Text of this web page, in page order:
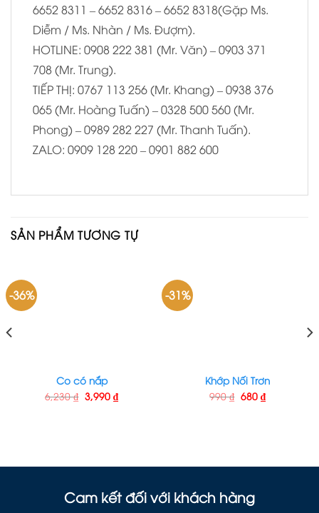
6652 8311 – 6652 8316 – 6652 8318(Gặp Ms.
Diễm / Ms. Nhàn / Ms. Đượm).
HOTLINE: 0908 222 381 (Mr. Văn) – 0903 371
708 (Mr. Trung).
TIẾP THỊ: 0767 113 256 (Mr. Khang) – 0938 376
065 (Mr. Hoàng Tuấn) – 0328 500 560 (Mr.
Phong) – 0989 282 227 (Mr. Thanh Tuấn).
ZALO: 0909 128 220 – 0901 882 600
SẢN PHẨM TƯƠNG TỰ
-36%
Co có nắp
6,230₫ 3,990 ₫
-31%
Khớp Nối Trơn
990₫ 680 ₫
Cam kết đối với khách hàng